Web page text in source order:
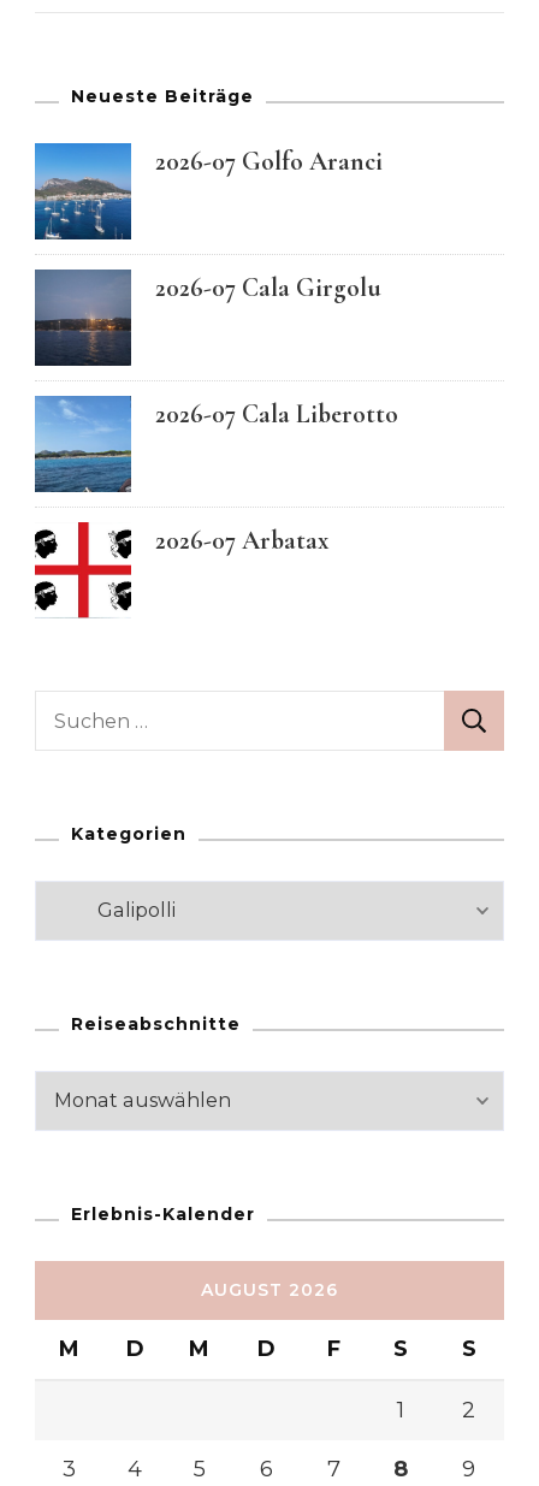
Neueste Beiträge
2026-07 Golfo Aranci
2026-07 Cala Girgolu
2026-07 Cala Liberotto
2026-07 Arbatax
Suchen
Kategorien
Kategorien
Reiseabschnitte
Reiseabschnitte
Erlebnis-Kalender
AUGUST 2026
M D M D F S S
1 2
3 4 5 6 7 8 9